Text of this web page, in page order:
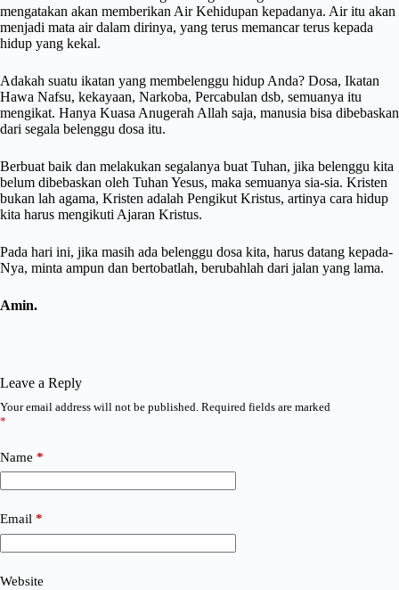
mengatakan akan memberikan Air Kehidupan kepadanya. Air itu akan
menjadi mata air dalam dirinya, yang terus memancar terus kepada
hidup yang kekal.
Adakah suatu ikatan yang membelenggu hidup Anda? Dosa, Ikatan
Hawa Nafsu, kekayaan, Narkoba, Percabulan dsb, semuanya itu
mengikat. Hanya Kuasa Anugerah Allah saja, manusia bisa dibebaskan
dari segala belenggu dosa itu.
Berbuat baik dan melakukan segalanya buat Tuhan, jika belenggu kita
belum dibebaskan oleh Tuhan Yesus, maka semuanya sia-sia. Kristen
bukan lah agama, Kristen adalah Pengikut Kristus, artinya cara hidup
kita harus mengikuti Ajaran Kristus.
Pada hari ini, jika masih ada belenggu dosa kita, harus datang kepada-
Nya, minta ampun dan bertobatlah, berubahlah dari jalan yang lama.
Amin.
Leave a Reply
Your email address will not be published. Required fields are marked
*
Name *
Email *
Website